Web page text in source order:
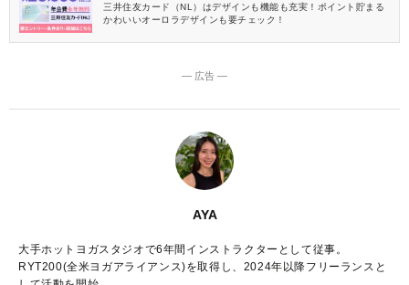
三井住友カード（NL）はデザインも機能も充実！ポイント貯まる
かわいいオーロラデザインも要チェック！
― 広告 ―
AYA
大手ホットヨガスタジオで6年間インストラクターとして従事。
RYT200(全米ヨガアライアンス)を取得し、2024年以降フリーランスと